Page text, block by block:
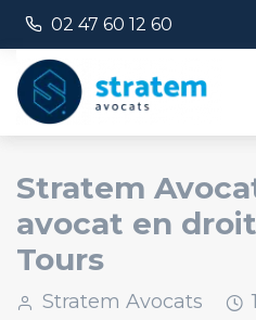
Numéro de téléphone :
02 47 60 12 60
Stratem
avocat en
Tours
Stratem Avocats
Panneau de gestion des